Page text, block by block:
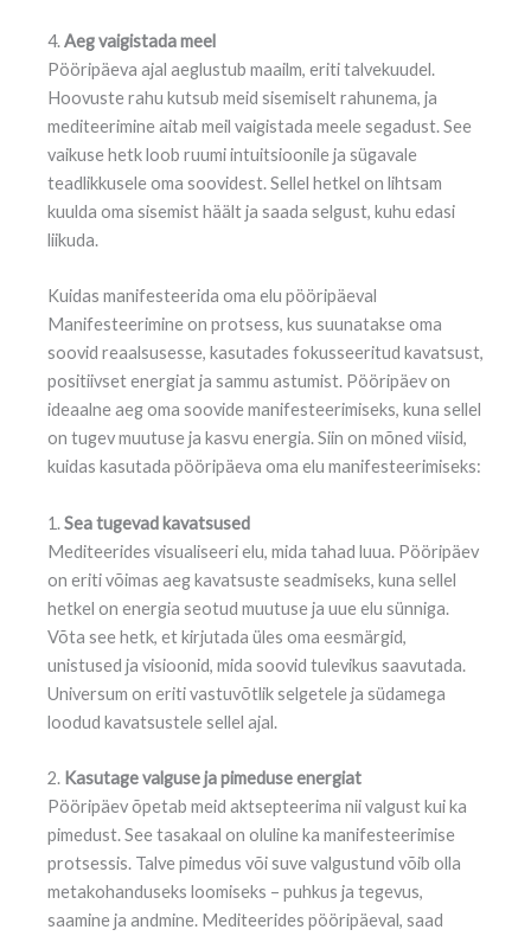
4.Aeg vaigistada meel
Pööripäeva ajal aeglustub maailm, eriti talvekuudel.
Hoovuste rahu kutsub meid sisemiselt rahunema, ja
mediteerimine aitab meil vaigistada meele segadust. See
vaikuse hetk loob ruumi intuitsioonile ja sügavale
teadlikkusele oma soovidest. Sellel hetkel on lihtsam
kuulda oma sisemist häält ja saada selgust, kuhu edasi
liikuda.
Kuidas manifesteerida oma elu pööripäeval
Manifesteerimine on protsess, kus suunatakse oma
soovid reaalsusesse, kasutades fokusseeritud kavatsust,
positiivset energiat ja sammu astumist. Pööripäev on
ideaalne aeg oma soovide manifesteerimiseks, kuna sellel
on tugev muutuse ja kasvu energia. Siin on mõned viisid,
kuidas kasutada pööripäeva oma elu manifesteerimiseks:
1.Sea tugevad kavatsused
Mediteerides visualiseeri elu, mida tahad luua. Pööripäev
on eriti võimas aeg kavatsuste seadmiseks, kuna sellel
hetkel on energia seotud muutuse ja uue elu sünniga.
Võta see hetk, et kirjutada üles oma eesmärgid,
unistused ja visioonid, mida soovid tulevikus saavutada.
Universum on eriti vastuvõtlik selgetele ja südamega
loodud kavatsustele sellel ajal.
2. Kasutage valguse ja pimeduse energiat
Pööripäev õpetab meid aktsepteerima nii valgust kui ka
pimedust. See tasakaal on oluline ka manifesteerimise
protsessis. Talve pimedus või suve valgustund võib olla
metakohanduseks loomiseks – puhkus ja tegevus,
saamine ja andmine. Mediteerides pööripäeval, saad